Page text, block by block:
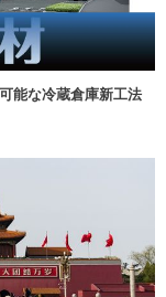
能な冷蔵倉庫新工法